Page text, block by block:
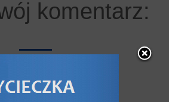
komentarz:
autor komentarza